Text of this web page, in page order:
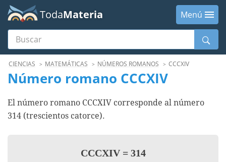
TodaMateria
Menú
Buscar
MenúCIENCIAS MATEMÁTICAS NÚMEROS ROMANOS CCCXIV
Número romano CCCXIV
El número romano CCCXIV corresponde al número
314 (trescientos catorce).
CCCXIV =314